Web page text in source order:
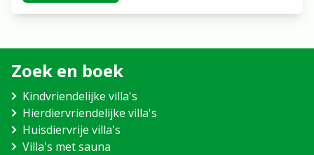
Zoek en boek
Kindvriendelijke villa's
Hierdiervriendelijke villa's
Huisdiervrije villa's
Villa's met sauna